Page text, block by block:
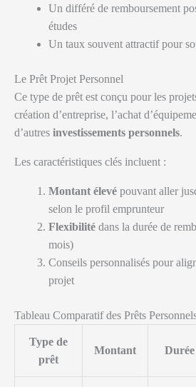
Un différé de remboursement
études
Un taux souvent attractif pour
Le Prêt Projet Personnel
Ce type de prêt est conçu pour les
création d’entreprise, l’achat
d’autres investissements personnels.
Les caractéristiques clés incluent :
Montant élevé pouvant aller
selon le profil emprunteur
Flexibilité dans la durée de
mois)
Conseils personnalisés pour
projet
Tableau Comparatif des Prêts
Type de
prêt
Montant Durée